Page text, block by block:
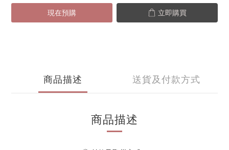
現在預購 立即購買
商品描述 送貨及付款方式
商品描述